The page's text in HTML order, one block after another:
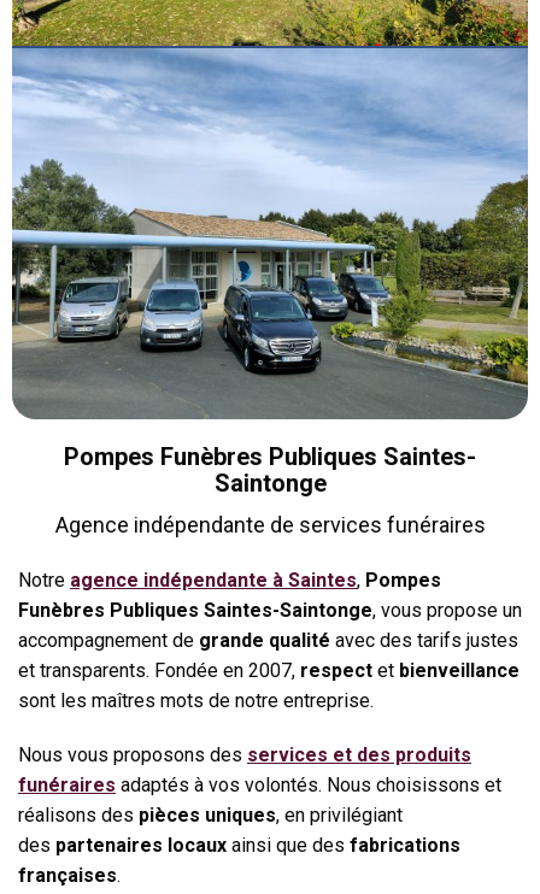
Pompes Funèbres Publiques Saintes-
Saintonge
Agence indépendante de services funéraires
Notre agence indépendante à Saintes, Pompes
Funèbres Publiques Saintes-Saintonge, vous propose un
accompagnement de grande qualité avec des tarifs justes
et transparents. Fondée en 2007, respect et bienveillance
sont les maîtres mots de notre entreprise.
Nous vous proposons des services et des produits
funéraires adaptés à vos volontés. Nous choisissons et
réalisons des pièces uniques, en privilégiant
des partenaires locaux ainsi que des fabrications
françaises.